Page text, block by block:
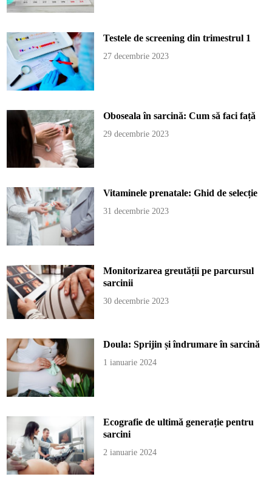
Testele de screening din trimestrul 1
27 decembrie 2023
Oboseala în sarcină: Cum să faci față
29 decembrie 2023
Vitaminele prenatale: Ghid de selecție
31 decembrie 2023
Monitorizarea greutății pe parcursul
sarcinii
30 decembrie 2023
Doula: Sprijin și îndrumare în sarcină
1 ianuarie 2024
Ecografie de ultimă generație pentru
sarcini
2 ianuarie 2024